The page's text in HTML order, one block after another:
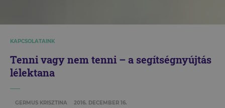
KAPCSOLATAINK
Tenni vagy nem tenni – a segítségnyújtás
lélektana
GERMUS KRISZTINA 2016. DECEMBER 16.